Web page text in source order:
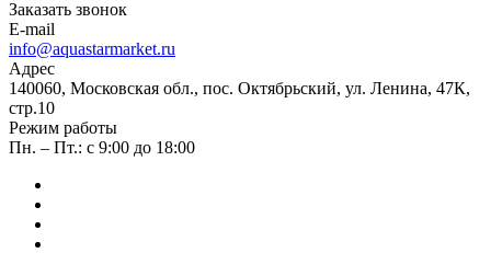
Заказать звонок
E-mail
info@aquastarmarket.ru
Адрес
140060, Московская обл., пос. Октябрьский, ул. Ленина, 47К,
стр.10
Режим работы
Пн. – Пт.: с 9:00 до 18:00